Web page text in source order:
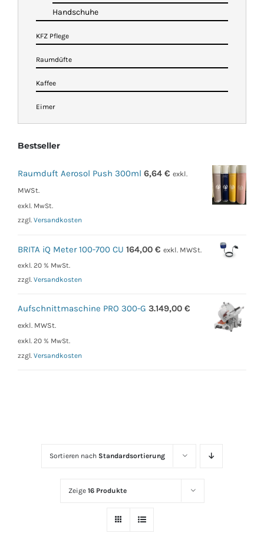
Sortieren nach Standardsortierung
Zeige 16 Produkte
Handschuhe
KFZ Pflege
Raumdüfte
Kaffee
Eimer
Bestseller
Raumduft Aerosol Push 300ml 6,64 € exkl.
MWSt.
exkl. MwSt.
zzgl. Versandkosten
BRITA iQ Meter 100-700 CU 164,00 € exkl. MWSt.
exkl. 20 % MwSt.
zzgl. Versandkosten
Aufschnittmaschine PRO 300-G 3.149,00 €
exkl. MWSt.
exkl. 20 % MwSt.
zzgl. Versandkosten